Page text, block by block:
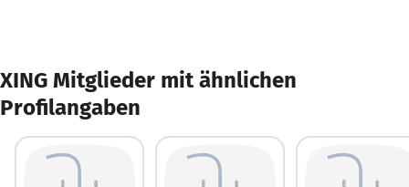
XING Mitglieder mit ähnlichen
Profilangaben